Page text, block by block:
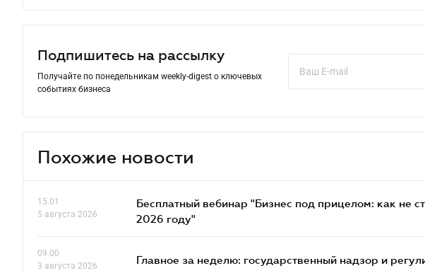
Подпишитесь на рассылку
Получайте по понедельникам weekly-digest о ключевых
событиях бизнеса
Похожие новости
15.01
5 августа 2026
Бесплатный вебинар "Бизнес под прицелом: как не
2026 году"
09.00
3 августа 2026
Главное за неделю: государственный надзор и